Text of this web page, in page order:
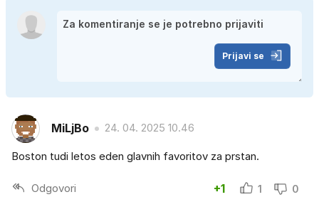
Prijavi se
MiLjBo 24. 04. 2025 10.46
Boston tudi letos eden glavnih favoritov za prstan.
Odgovori +1 1 0